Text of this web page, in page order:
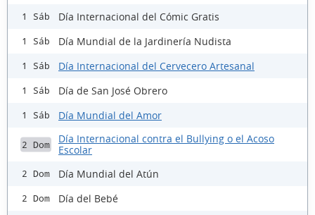
1 Sáb Día Internacional del Cómic Gratis
1 Sáb Día Mundial de la Jardinería Nudista
1 Sáb Día Internacional del Cervecero Artesanal
1 Sáb Día de San José Obrero
1 Sáb Día Mundial del Amor
2 Dom
Día Internacional contra el Bullying o el Acoso
Escolar
2 Dom Día Mundial del Atún
2 Dom Día del Bebé